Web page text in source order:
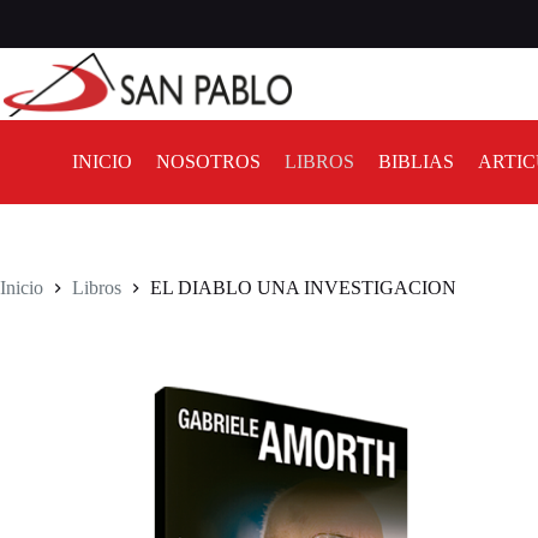
INICIO NOSOTROS LIBROS BIBLIAS
Inicio Libros EL DIABLO UNA INVESTIGACION